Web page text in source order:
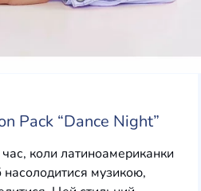
Pack “Dance Night”
коли латиноамериканки
музикою,